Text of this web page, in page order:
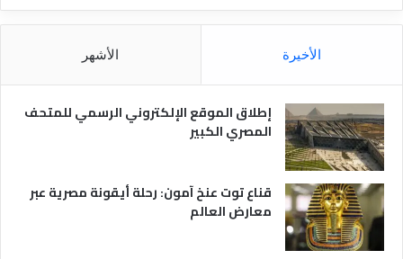
ا
ل
ر
ي
ة
الأخيرة الأشهر
إطلاق الموقع الإلكتروني الرسمي للمتحف
المصري الكبير
قناع توت عنخ آمون: رحلة أيقونة مصرية عبر
معارض العالم